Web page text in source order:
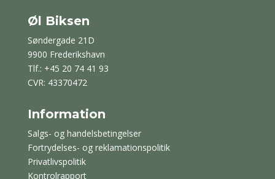
Øl Biksen
Søndergade 21D
9900 Frederikshavn
Tlf.: +45 20 74 41 93
CVR: 43370472
Information
Salgs- og handelsbetingelser
Fortrydelses- og reklamationspolitik
Privatlivspolitik
Kontrolrapport